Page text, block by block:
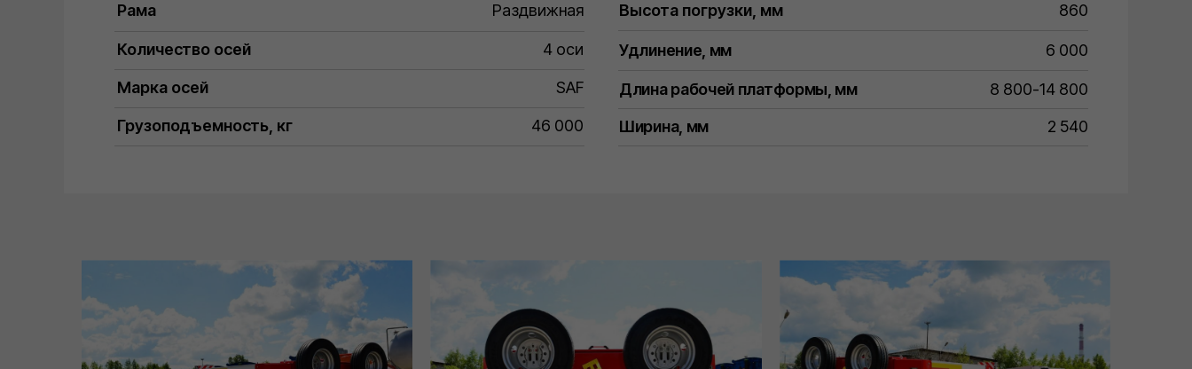
Рама Раздвижная
Количество осей 4 оси
Марка осей
Грузоподъемность, кг 46 000
860
Высота погрузки, мм
6 000
Удлинение, мм
8 800-14 800
Длина рабочей платформы, мм
2 540
Ширина, мм
SAF